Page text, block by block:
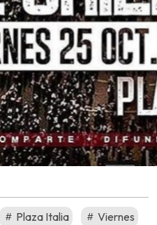
Plaza Italia Viernes